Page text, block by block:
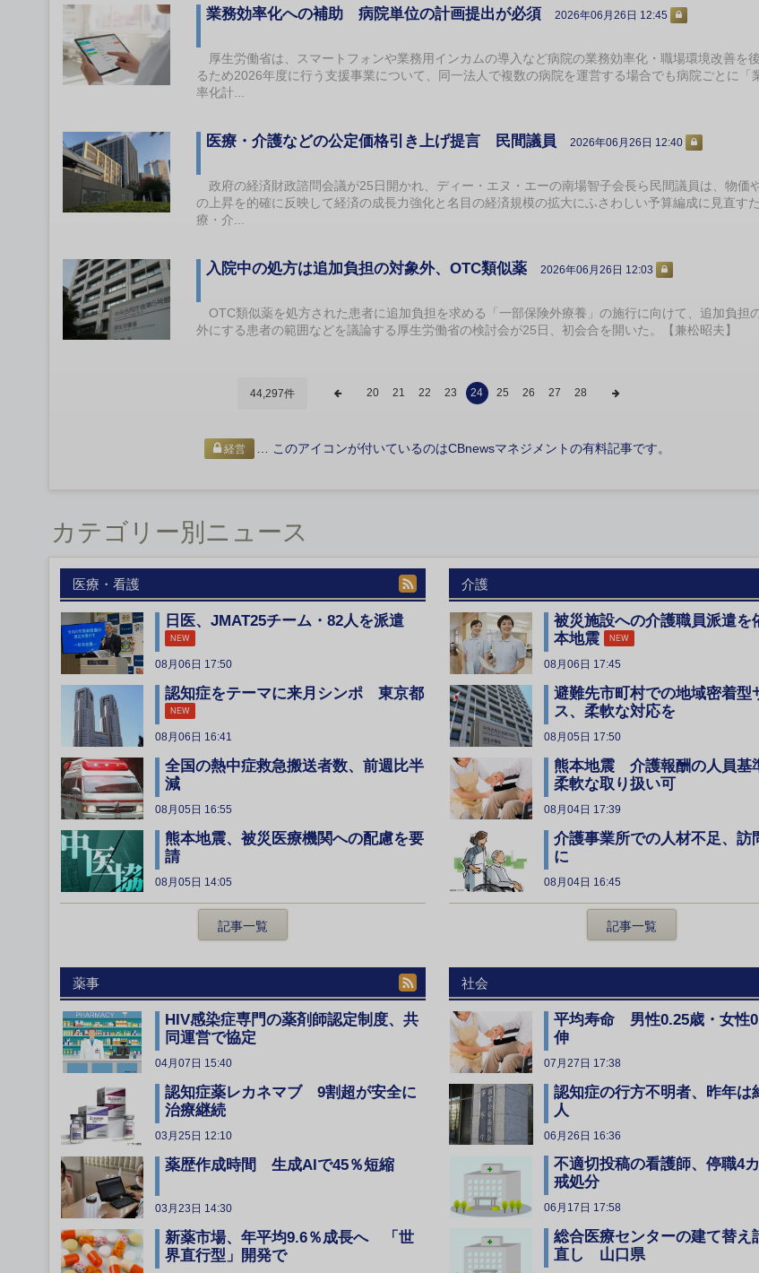
業務効率化への補助 病院単位の計画提出が必須 2026年06月26日 12:45
厚生労働省は、スマートフォンや業務用インカムの導入など病院の業務効率化・職場環境改善を
るため2026年度に行う支援事業について、同一法人で複数の病院を運営する場合でも病院ごとに「
率化計...
医療・介護などの公定価格引き上げ提言 民間議員 2026年06月26日 12:40
政府の経済財政諮問会議が25日開かれ、ディー・エヌ・エーの南場智子会長ら民間議員は、物価
の上昇を的確に反映して経済の成長力強化と名目の経済規模の拡大にふさわしい予算編成に見直す
療・介...
入院中の処方は追加負担の対象外、OTC類似薬 2026年06月26日 12:03
OTC類似薬を処方された患者に追加負担を求める「一部保険外療養」の施行に向けて、追加負担
外にする患者の範囲などを議論する厚生労働省の検討会が25日、初会合を開いた。【兼松昭夫】
44,297件 20 21 22 23 24 25 26 27 28
経営 … このアイコンが付いているのはCBnewsマネジメントの有料記事です。
カテゴリー別ニュース
医療・看護
日医、JMAT25チーム・82人を派遣
NEW
08月06日 17:50
認知症をテーマに来月シンポ 東京都
NEW
08月06日 16:41
全国の熱中症救急搬送者数、前週比半
減
08月05日 16:55
熊本地震、被災医療機関への配慮を要
請
08月05日 14:05
記事一覧
介護
被災施設への介護職員派遣
本地震
NEW
08月06日 17:45
避難先市町村での地域密着型
ス、柔軟な対応を
08月05日 17:50
熊本地震 介護報酬の人員基
柔軟な取り扱い可
08月04日 17:39
介護事業所での人材不足、訪
に
08月04日 16:45
記事一覧
薬事
HIV感染症専門の薬剤師認定制度、共
同運営で協定
04月07日 15:40
認知症薬レカネマブ 9割超が安全に
治療継続
03月25日 12:10
薬歴作成時間 生成AIで45％短縮
03月23日 14:30
新薬市場、年平均9.6％成長へ 「世
界直行型」開発で
社会
平均寿命 男性0.25歳・女性
伸
07月27日 17:38
認知症の行方不明者、昨年は
人
06月26日 16:36
不適切投稿の看護師、停職4
戒処分
06月17日 17:58
総合医療センターの建て替え
直し 山口県